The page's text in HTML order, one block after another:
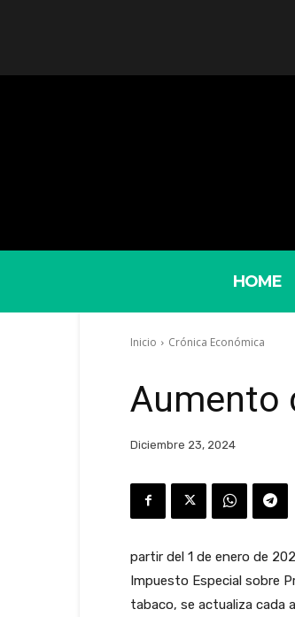
HOME
Inicio Crónica Económica
Aumento
Diciembre 23, 2024
partir del 1 de enero de
Impuesto Especial sobre
tabaco, se actualiza cada